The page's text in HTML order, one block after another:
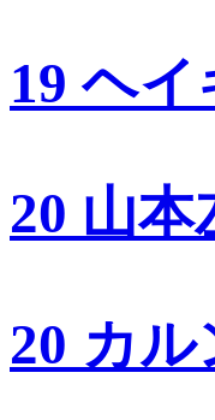
19 ヘ
20 山本
20 カ